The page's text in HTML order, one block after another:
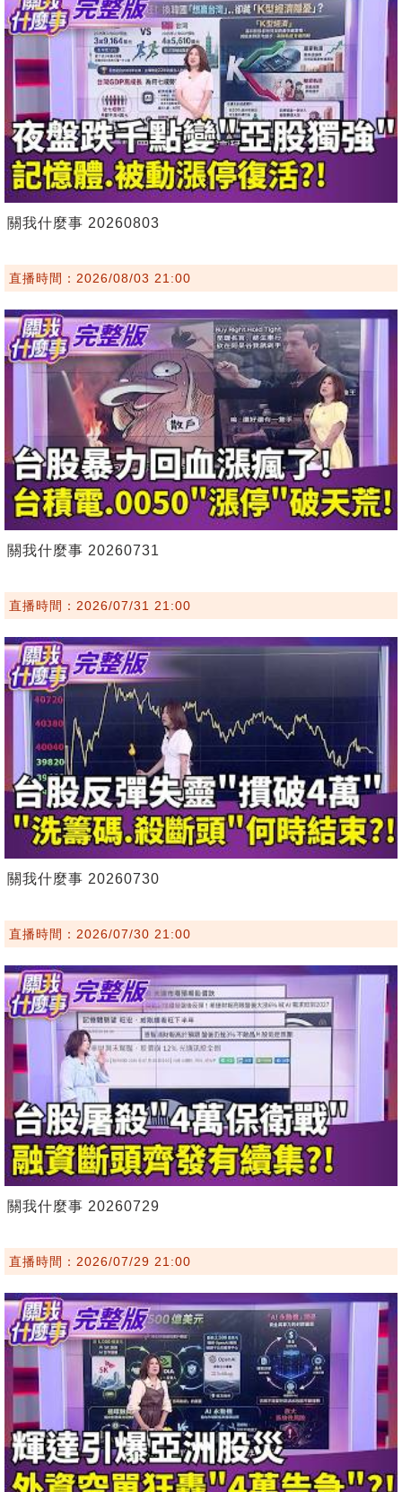
關我什麼事 20260803
直播時間：2026/08/03 21:00
關我什麼事 20260731
直播時間：2026/07/31 21:00
關我什麼事 20260730
直播時間：2026/07/30 21:00
關我什麼事 20260729
直播時間：2026/07/29 21:00